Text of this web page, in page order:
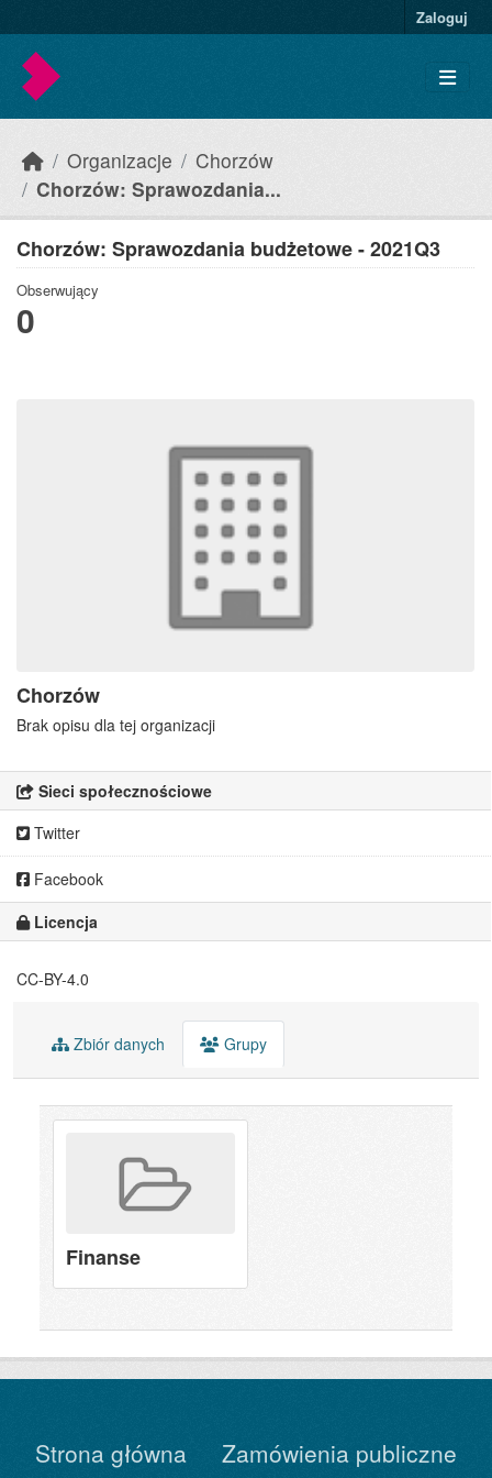
Zaloguj
Organizacje
Chorzów
Chorzów: Sprawozdania...
Chorzów: Sprawozdania budżetowe - 2021Q3
Obserwujący
0
Chorzów
Brak opisu dla tej organizacji
Sieci społecznościowe
Twitter
Facebook
Licencja
CC-BY-4.0
Zbiór danych Grupy
Finanse
Strona główna Zamówienia publiczne